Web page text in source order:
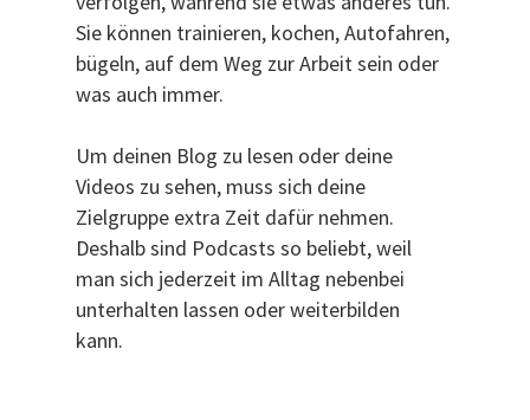
Sie können trainieren, kochen, Autofahren,
bügeln, auf dem Weg zur Arbeit sein oder
was auch immer.
Um deinen Blog zu lesen oder deine
Videos zu sehen, muss sich deine
Zielgruppe extra Zeit dafür nehmen.
Deshalb sind Podcasts so beliebt, weil
man sich jederzeit im Alltag nebenbei
unterhalten lassen oder weiterbilden
kann.